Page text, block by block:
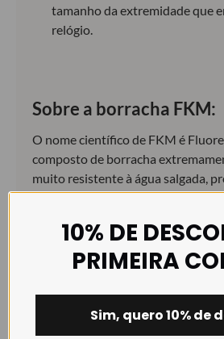
tamanho da extremidade que
relógio.
Sobre a borracha FKM:
O nome científico de FKM é
composto de borracha
muito resistente à água salgada,
agressivos e temperaturas
concebida para se ajustar aos
resistentes e ao mesmo tempo
10% DE
PRIMEIRA
Sim, quero 10% de